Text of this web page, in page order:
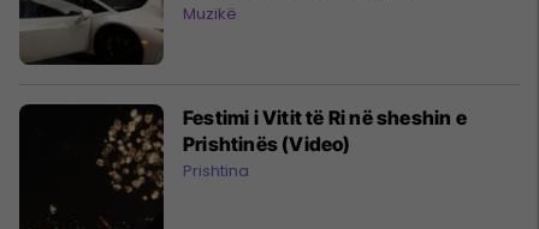
Muzikë
Festimi i Vitit të Ri në sheshin e
Prishtinës (Video)
Prishtina